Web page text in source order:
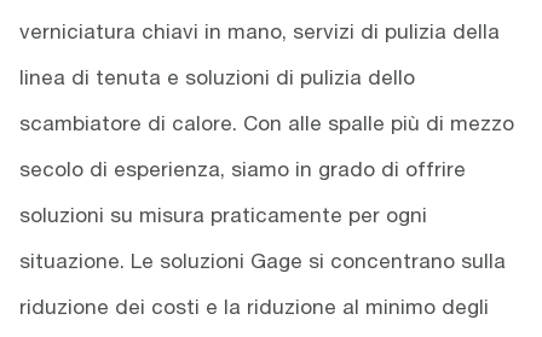
verniciatura chiavi in mano, servizi di pulizia della
linea di tenuta e soluzioni di pulizia dello
scambiatore di calore. Con alle spalle più di mezzo
secolo di esperienza, siamo in grado di offrire
soluzioni su misura praticamente per ogni
situazione. Le soluzioni Gage si concentrano sulla
riduzione dei costi e la riduzione al minimo degli